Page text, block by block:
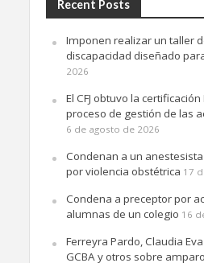
Recent Posts
Imponen realizar un taller
discapacidad diseñado
2026
El CFJ obtuvo la
proceso de gestión de las
6 de agosto de 2026
Condenan a un
por violencia obstétrica 17
Condena a preceptor por
alumnas de un colegio 16
Ferreyra Pardo, Claudia
GCBA y otros sobre